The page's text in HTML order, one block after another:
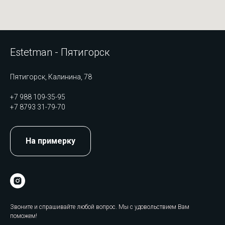
Estetman - Пятигорск
Пятигорск, Калинина, 78
+7 988 109-35-95
+7 8793 31-79-70
На примерку
Звоните и спрашивайте любой вопрос. Мы с удовольствием Вам
поможем!